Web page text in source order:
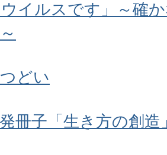
イルスです」～確
どい
冊子「生き方の創造